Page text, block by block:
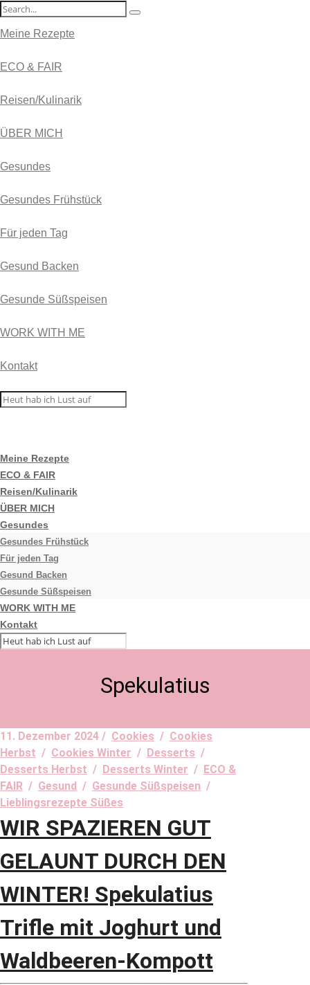
Meine Rezepte
ECO & FAIR
Reisen/Kulinarik
ÜBER MICH
Gesundes
Gesundes Frühstück
Für jeden Tag
Gesund Backen
Gesunde Süßspeisen
WORK WITH ME
Kontakt
Meine Rezepte
ECO & FAIR
Reisen/Kulinarik
ÜBER MICH
Gesundes
Gesundes Frühstück
Für jeden Tag
Gesund Backen
Gesunde Süßspeisen
WORK WITH ME
Kontakt
Spekulatius
11. Dezember 2024 / Cookies / Cookies
Herbst / Cookies Winter / Desserts /
Desserts Herbst / Desserts Winter / ECO &
FAIR / Gesund / Gesunde Süßspeisen /
Lieblingsrezepte Süßes
WIR SPAZIEREN GUT
GELAUNT DURCH DEN
WINTER! Spekulatius
Trifle mit Joghurt und
Waldbeeren-Kompott